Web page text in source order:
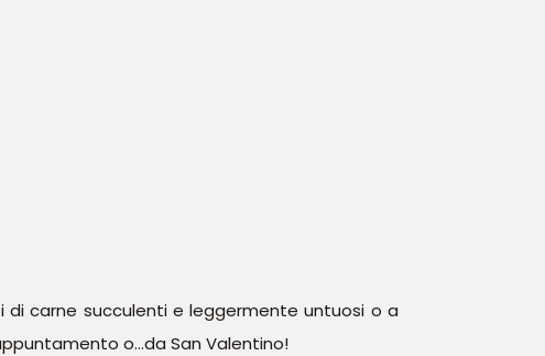
carne succulenti e leggermente untuosi o a
o…da San Valentino!